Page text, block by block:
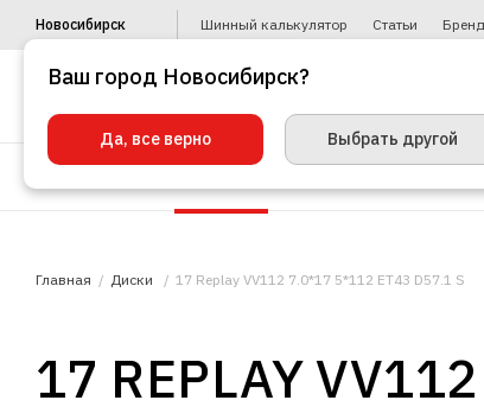
Новосибирск Шинный калькулятор Статьи
Главная Диски 17 Replay VV112 7.0*17 5*112 ET43 D57.1 S
17 REPLAY
Ваш город Новосибирск?
Да, все верно Выбрать другой